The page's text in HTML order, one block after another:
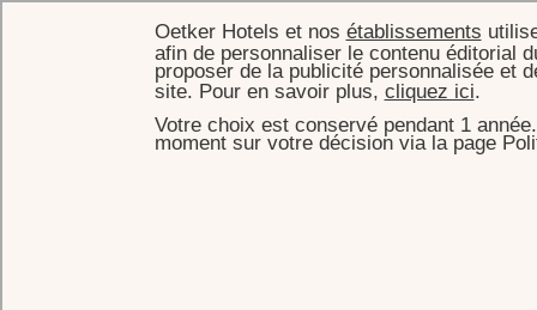
ACCUEIL CHAMBRES & SUITES SUITE DELUXE
Oetker Hotels et nos établissements
afin de personnaliser le contenu éditorial
proposer de la publicité personnalisée et
site. Pour en savoir plus, cliquez ici.
Votre choix est conservé pendant 1
moment sur votre décision via la page